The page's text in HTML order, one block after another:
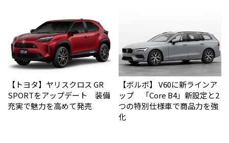
【トヨタ】ヤリスクロス GR
SPORTをアップデート 装備
充実で魅力を高めて発売
【ボルボ】 V60に新ラインア
ップ 「Core B4」新設定と2
つの特別仕様車で商品力を強
化